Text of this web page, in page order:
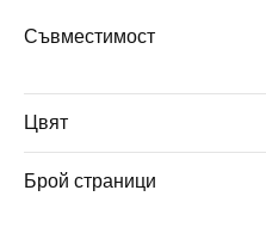
Съвместимост
Цвят
Брой страници